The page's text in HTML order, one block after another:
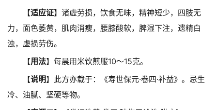
【适应证】诸虚劳损，饮食无味，精神短少，四肢无
力，面色萎黄，肌肉消瘦，腰膝酸软，脾湿下注，遗精白
浊，虚损劳伤。
【用法】每晨用米饮煎服10～15克。
【说明】此方亦载于：《寿世保元·卷四·补益》。忌生
冷、油腻、坚硬等物。